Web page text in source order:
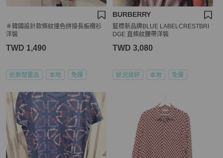
＃韓國設計款條紋撞色拼接長板襯衫
洋裝
TWD 1,490
近新閒置品 本地 免運
BURBERRY
藍標新品牌BLUE LABELCRESTBRI
DGE 直條紋腰帶洋裝
TWD 3,080
狀況良好 本地 免運